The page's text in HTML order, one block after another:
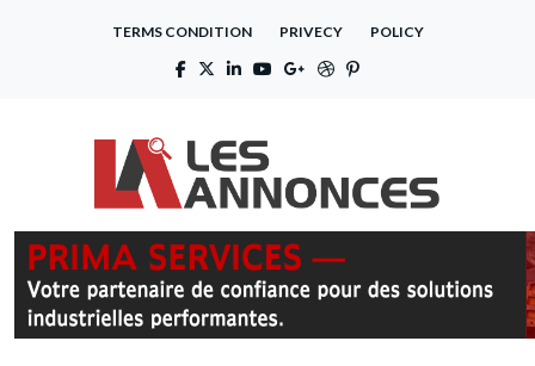
TERMS CONDITION PRIVECY POLICY